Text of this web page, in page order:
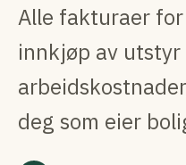
Alle fakturaer
innkjøp av utstyr
deg som eier